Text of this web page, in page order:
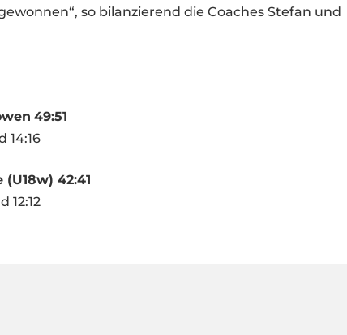
so bilanzierend die Coaches Stefan und
49:51
14:16
42:41
12:12